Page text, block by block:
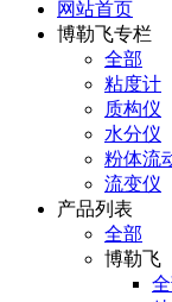
网站首页
博勒飞专栏
全部
粘度计
质构仪
水分仪
粉体流
流变仪
产品列表
全部
博勒飞